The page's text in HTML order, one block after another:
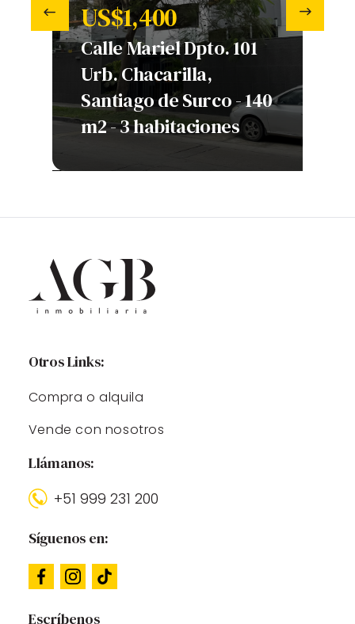
US$1,400
Calle Mariel Dpto. 101
Urb. Chacarilla,
Santiago de Surco - 140
m2 - 3 habitaciones
Otros Links:
Compra o alquila
Vende con nosotros
Llámanos:
+51 999 231 200
Síguenos en:
Escríbenos